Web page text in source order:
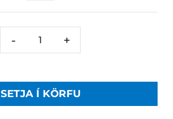
- +
SETJA Í KÖRFU